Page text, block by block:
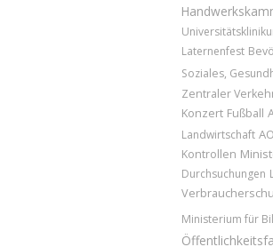
Laternenfest
Soziales,
Zentraler
Konzert Fußball
Landwirtschaft
Kontrollen
Durchsuchungen
Ministerium für